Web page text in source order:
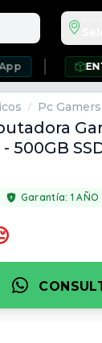
/ Pc Gamers
500GB
Garantía: 1 AÑO